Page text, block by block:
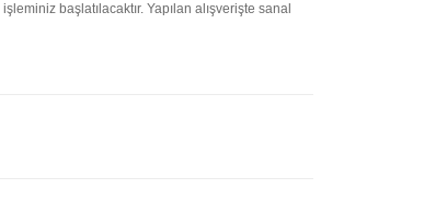
başlatılacaktır. Yapılan alışverişte sanal